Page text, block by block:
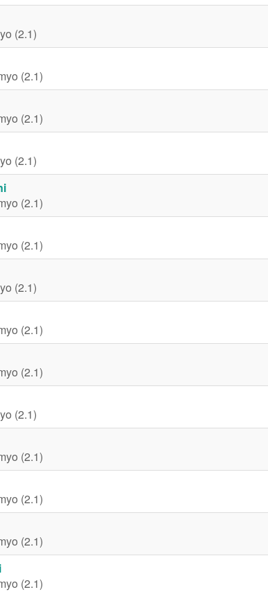
(2.1)
(2.1)
(2.1)
(2.1)
(2.1)
(2.1)
(2.1)
(2.1)
(2.1)
(2.1)
(2.1)
(2.1)
(2.1)
(2.1)